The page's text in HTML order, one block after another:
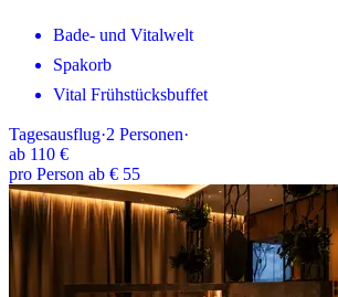
Bade- und Vitalwelt
Spakorb
Vital Frühstücksbuffet
Tagesausflug·2 Personen·
ab 110 €
pro Person ab € 55